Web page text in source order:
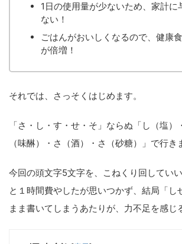
1日の使用量が少ないため、家計に
ない！
ごはんがおいしくなるので、健康
が倍増！
それでは、さっそくはじめます。
「さ・し・す・せ・そ」ならぬ「し（塩）
（味醂）・さ（酒）・さ（砂糖）」で行き
今回の頭文字5文字を、こねくり回してい
と１時間費やしたが思いつかず、結局「し
まま書いてしまうあたりが、力不足を感じ